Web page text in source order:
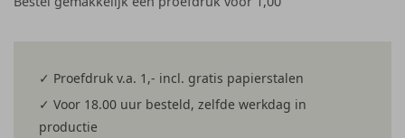
✓ Proefdruk v.a. 1,- incl. gratis papierstalen
✓ Voor 18.00 uur besteld, zelfde werkdag in
productie